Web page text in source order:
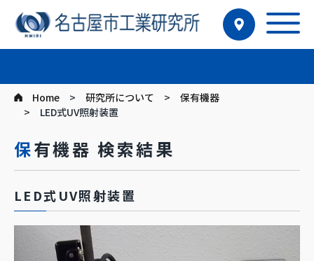
Home 研究所について
保有機器
LED式UV照射装置
保有機器 検索結果
LED式UV照射装置